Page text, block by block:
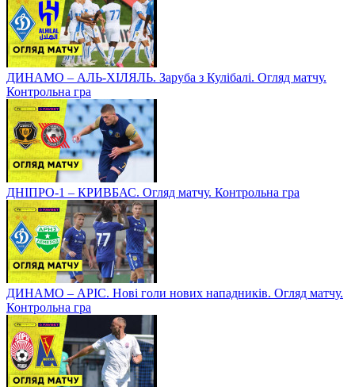
ДИНАМО – АЛЬ-ХІЛЯЛЬ. Заруба з Кулібалі. Огляд матчу.
Контрольна гра
ДНІПРО-1 – КРИВБАС. Огляд матчу. Контрольна гра
ДИНАМО – АРІС. Нові голи нових нападників. Огляд матчу.
Контрольна гра